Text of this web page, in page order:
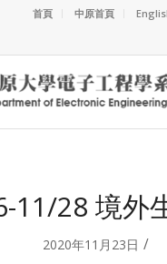
首頁 中原首頁
11/28 境外
2020年11月23日 /